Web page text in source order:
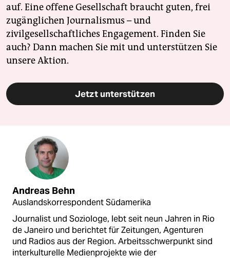
auf. Eine offene Gesellschaft braucht guten, frei
zugänglichen Journalismus – und
zivilgesellschaftliches Engagement. Finden Sie
auch? Dann machen Sie mit und unterstützen Sie
unsere Aktion.
Jetzt unterstützen
Andreas Behn
Auslandskorrespondent Südamerika
Journalist und Soziologe, lebt seit neun Jahren in Rio
de Janeiro und berichtet für Zeitungen, Agenturen
und Radios aus der Region. Arbeitsschwerpunkt sind
interkulturelle Medienprojekte wie der